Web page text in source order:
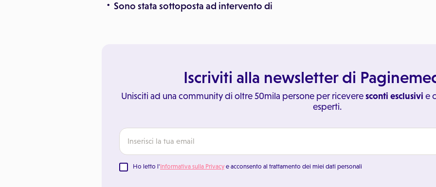
Sono stata sottoposta ad intervento di
Iscriviti alla newsletter di
Unisciti ad una community di oltre 50mila persone per riceveresconti esclusivi e
esperti.
Ho letto l'Informativa sulla Privacy e acconsento al trattamento dei miei dati personali